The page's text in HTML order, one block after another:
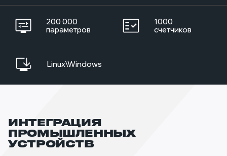
200 000
параметров
1000
счетчиков
Linux\Windows
ИНТЕГРАЦИЯ
ПРОМЫШЛЕННЫХ
УСТРОЙСТВ
ОБЪЕДИНЕНИЕ И ПЕРЕДАЧА
ДАННЫХ